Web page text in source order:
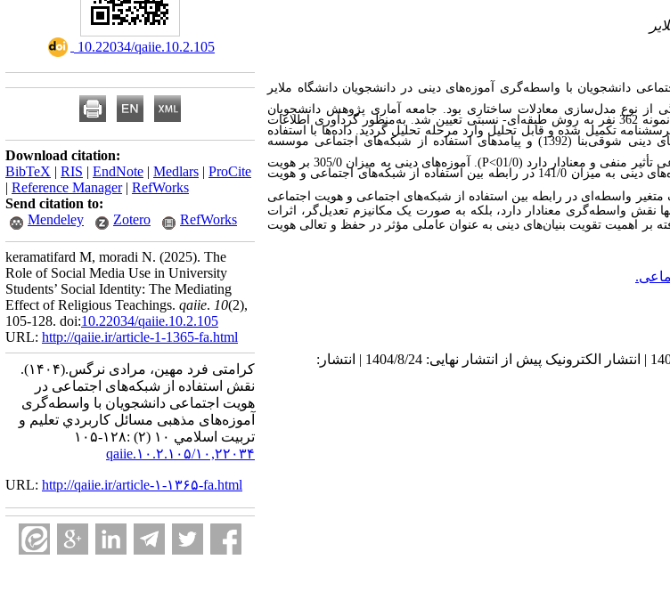
دانشجویان با واسطه‌گری آموزه‌های دینی در دانشجویان دانشگاه ملایر
از نوع مدل‌سازی معادلات ساختاری بود. جامعه آماری پژوهش دانشجویان
دانشگاه ملایر به تعداد 6400 در سال تحصیلی 1404-1403 بود که حجم نمونه 362 نفر به‌ روش طبقه‌ای- نسبتی تعیین شد. به‌منظور گردآوری اطلاعات
400 پرسشنامه در میان نمونه آماری توزیع و در نهایت تعداد 357 پرسشنامه تکمیل شده و قابل تحلیل وارد مرحله تحلیل گردید. داده‌ها با استفاده
از پرسشنامه‌های هویت اجتماعی صفاری‌نیا و روشن (1390)، آموزه‌های دینی شوقی‌بنا (1392) و پیامدهای استفاده از شبکه‌های اجتماعی موسسه
P<
). آموزه‌های دینی به میزان 305/0 بر هویت
). همچنین اثر میانجی آموزه‌های دینی به میزان 141/0 در رابطه بین استفاده از شبکه‌های اجتماعی و هویت
واسطه‌ای در رابطه بین استفاده از شبکه‌های اجتماعی و هویت اجتماعی
نقش واسطه‌گری معنادار دارد، بلکه به صورت یک مکانیزم تعدیل‌گر، اثرات
بر اهمیت تقویت بنیان‌های دینی به عنوان عاملی مؤثر در حفظ و تعالی هویت
دریافت: 1404/3/12 | ویرایش نهایی: 1404/10/14 | پذیرش: 1404/5/18 | انتشار الکترونیک پیش از انتشار نهایی: 1404/8/24 | انتشار:
‎ 10.22034/qaiie.10.2.105
Download citation:
BibTeX | RIS | EndNote | Medlars | ProCite
| Reference Manager| RefWorks
Send citation to:
Mendeley
Zotero RefWorks
keramatifard M, moradi N. (2025). The
Role of Social Media Use in University
Students’ Social Identity: The Mediating
Effect of Religious Teachings. qaiie. 10(2),
105-128. doi:10.22034/qaiie.10.2.105
URL: http://qaiie.ir/article-1-1365-fa.html
کرامتی فرد مهین، مرادی نرگس.(۱۴۰۴).
نقش استفاده از شبکه‌های اجتماعی در
هویت اجتماعی دانشجویان با واسطه‌گری
آموزه‌های مذهبی مسائل كاربردي تعليم و
تربيت اسلامي ۱۰ (۲) :۱۲۸-۱۰۵
۱۰,۲۲۰۳۴/qaiie.۱۰.۲.۱۰۵
URL: http://qaiie.ir/article-۱-۱۳۶۵-fa.html